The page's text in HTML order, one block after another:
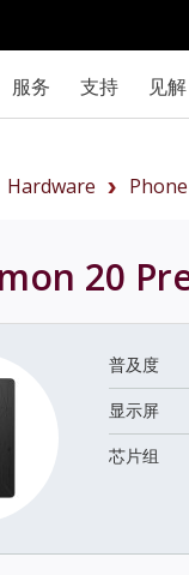
服务 支持 见解
Hardware Phone
20
普及度
显示屏
芯片组